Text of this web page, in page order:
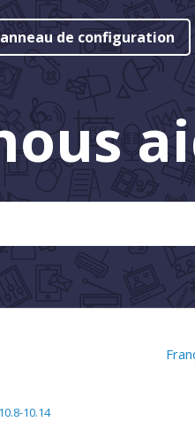
de configuration
10.14